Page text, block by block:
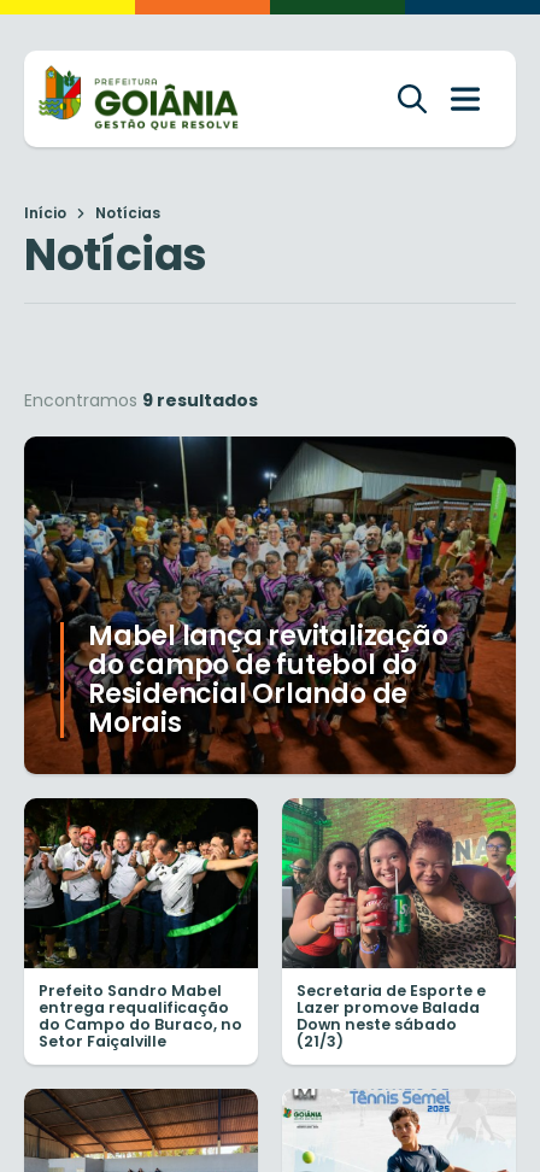
Início Notícias
Notícias
Encontramos 9 resultados
Mabel lança revitalização
do campo de futebol do
Residencial Orlando de
Morais
Prefeito Sandro Mabel
entrega requalificação
do Campo do Buraco, no
Setor Faiçalville
Secretaria de Esporte e
Lazer promove Balada
Down neste sábado
(21/3)